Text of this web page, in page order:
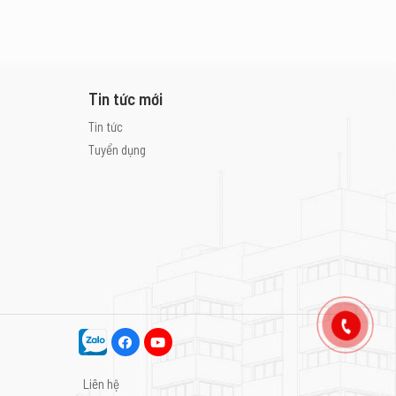
Tin tức mới
Tin tức
Tuyển dụng
Liên hệ